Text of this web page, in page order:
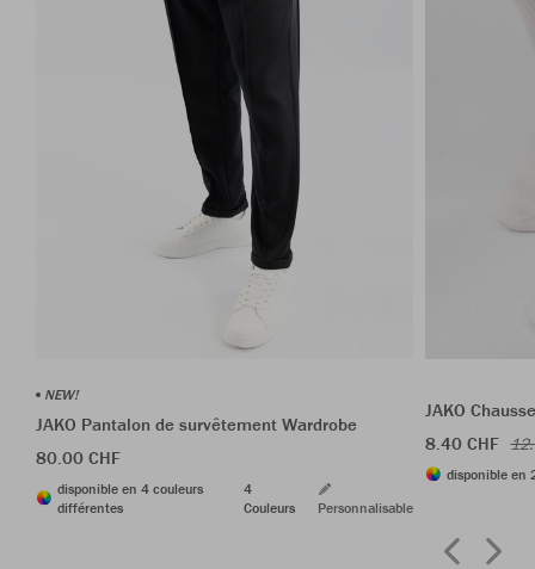
NEW!
JAKO Pantalon de survêtement Wardrobe
80.00 CHF
disponible en 4 couleurs
différentes
4
Couleurs
Personnalisable
JAKO
8.40 CHF
disponible en